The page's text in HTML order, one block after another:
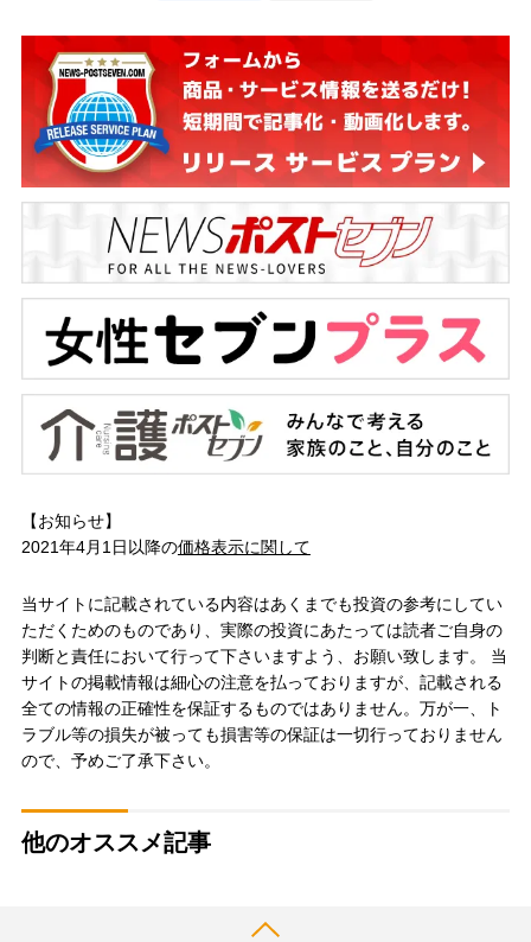
【お知らせ】
2021年4月1日以降の価格表示に関して
当サイトに記載されている内容はあくまでも投資の参考にしてい
ただくためのものであり、実際の投資にあたっては読者ご自身の
判断と責任において行って下さいますよう、お願い致します。 当
サイトの掲載情報は細心の注意を払っておりますが、記載される
全ての情報の正確性を保証するものではありません。万が一、ト
ラブル等の損失が被っても損害等の保証は一切行っておりません
ので、予めご了承下さい。
他のオススメ記事